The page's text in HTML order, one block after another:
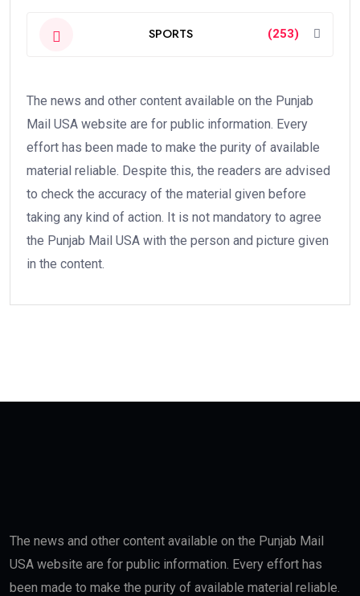
SPORTS (253)
The news and other content available on the Punjab
Mail USA website are for public information. Every
effort has been made to make the purity of available
material reliable. Despite this, the readers are advised
to check the accuracy of the material given before
taking any kind of action. It is not mandatory to agree
the Punjab Mail USA with the person and picture given
in the content.
The news and other content available on the Punjab Mail
USA website are for public information. Every effort has
been made to make the purity of available material reliable.